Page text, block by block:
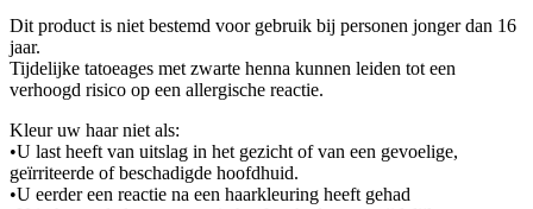
Dit product is niet bestemd voor gebruik bij personen jonger dan 16
jaar.
Tijdelijke tatoeages met zwarte henna kunnen leiden tot een
verhoogd risico op een allergische reactie.
Kleur uw haar niet als:
•U last heeft van uitslag in het gezicht of van een gevoelige,
geïrriteerde of beschadigde hoofdhuid.
•U eerder een reactie na een haarkleuring heeft gehad